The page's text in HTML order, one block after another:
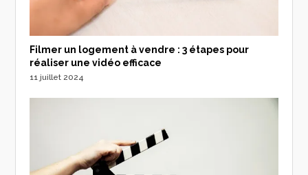
Filmer un logement à vendre : 3 étapes pour
réaliser une vidéo efficace
11 juillet 2024